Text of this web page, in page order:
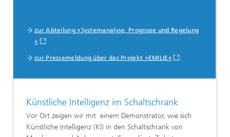
zur Abteilung »Systemanalyse, Prognose und Regelung
«
zur Pressemeldung über das Projekt »EMILIE«
Künstliche Intelligenz im Schaltschrank
Vor Ort zeigen wir mit einem Demonstrator, wie sich
Künstliche Intelligenz (KI) in den Schaltschrank von